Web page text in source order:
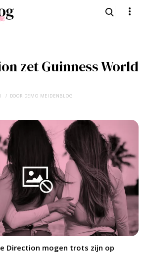
zet Guinness World
DOOR DEMO MEIDENBLOG
Direction mogen trots zijn op